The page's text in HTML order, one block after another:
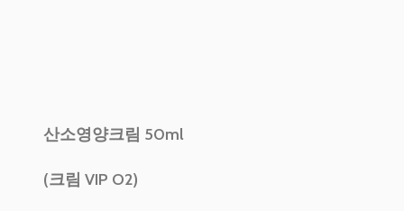
산소영양크림 50ml
(크림 VIP O2)